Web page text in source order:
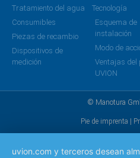
Tratamiento del agua
Consumibles
Piezas de recambio
Dispositivos de
medición
Tecnología
Esquema de
instalación
Modo de
Ventajas del
UVION
© Manotura
Pie de imprenta
uvion.com y terceros desean